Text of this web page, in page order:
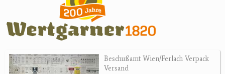
Beschußamt Wien/Ferlach Verpack
Versand